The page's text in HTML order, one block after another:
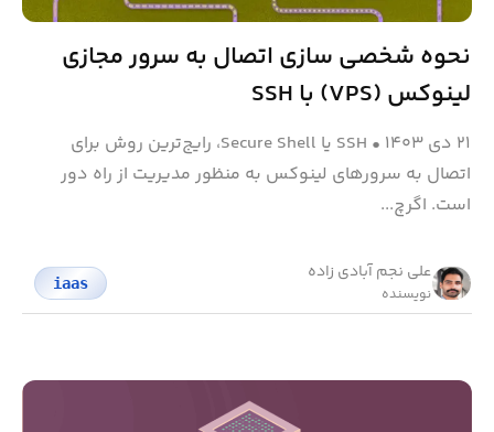
نحوه شخصی‌ سازی اتصال به سرور مجازی
لینوکس (VPS) با SSH
۲۱ دی ۱۴۰۳ •
SSH یا Secure Shell، رایج‌ترین روش برای
اتصال به سرورهای لینوکس به منظور مدیریت از راه دور
است. اگرچ...
علی نجم آبادی زاده
نویسنده
iaas